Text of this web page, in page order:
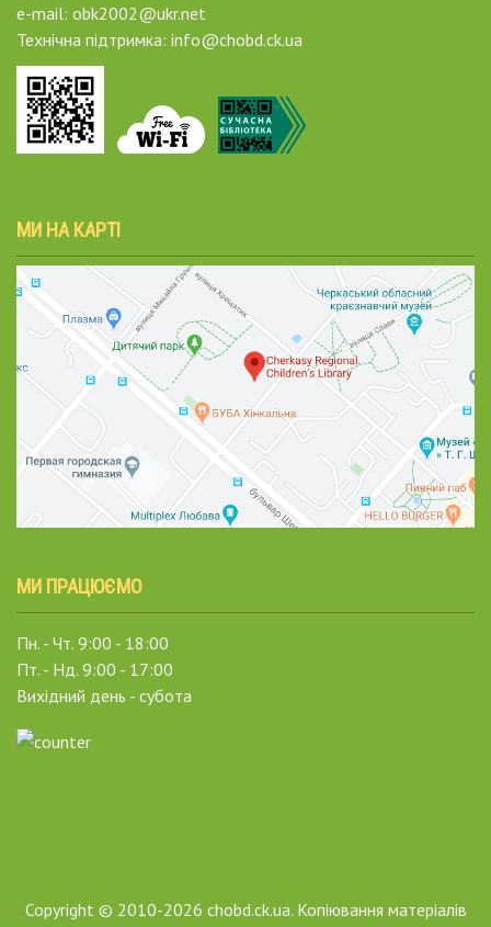
e-mail: obk2002@ukr.net
Технічна підтримка: info@chobd.ck.ua
МИ НА КАРТІ
МИ ПРАЦЮЄМО
Пн. - Чт. 9:00 - 18:00
Пт. - Нд. 9:00 - 17:00
Вихідний день - субота
Copyright © 2010-2026 chobd.ck.ua. Копіювання матеріалів